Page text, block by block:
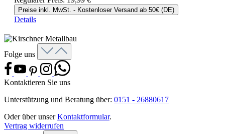
Preise inkl. MwSt. - Kostenloser Versand ab 50€ (DE)
Details
Folge uns
Kontaktieren Sie uns
Unterstützung und Beratung über: 0151 - 26880617
Oder über unserKontaktformular.
Vertrag widerrufen